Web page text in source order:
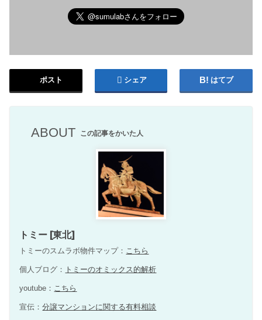
ポスト シェア はてブ
ABOUT この記事をかいた人
トミー [東北]
トミーのスムラボ物件マップ： こちら
個人ブログ： トミーのオミックス的解析
youtube： こちら
宣伝：分譲マンションに関する有料相談